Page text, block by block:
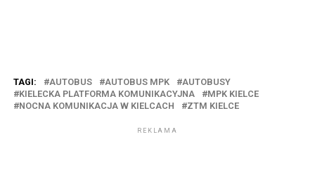
TAGI: AUTOBUS AUTOBUS MPK
AUTOBUSY
KIELECKA PLATFORMA KOMUNIKACYJNA
MPK KIELCE
NOCNA KOMUNIKACJA W KIELCACH
ZTM KIELCE
REKLAMA